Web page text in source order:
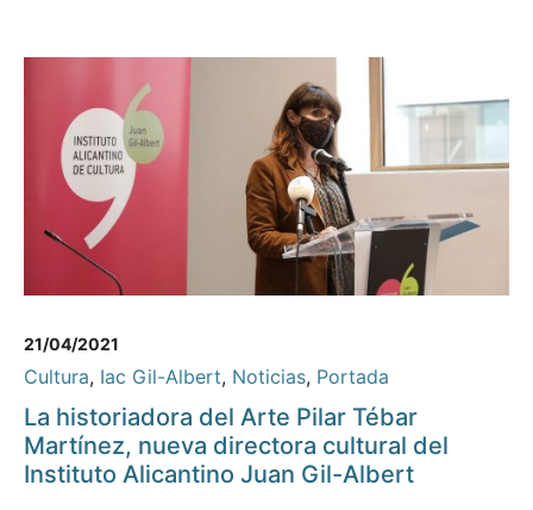
21/04/2021
Cultura, Iac Gil-Albert, Noticias, Portada
La historiadora del Arte Pilar Tébar
Martínez, nueva directora cultural del
Instituto Alicantino Juan Gil-Albert